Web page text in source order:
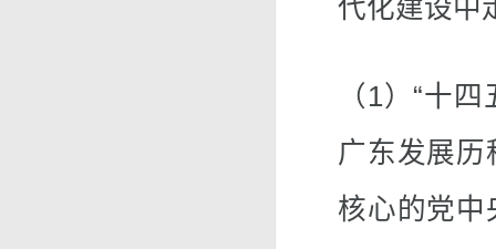
代化建设中
（1）“十
广东发展
核心的党中